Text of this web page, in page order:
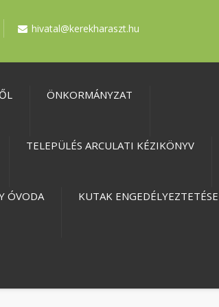
hivatal@kerekharaszt.hu
ÖNKORMÁNYZAT
TELEPÜLÉS ARCULATI KÉZIKÖNYV
ÓVODA KUTAK ENGEDÉLYEZTETÉSE